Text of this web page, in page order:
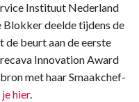
Instituut Nederland
Blokker deelde tijdens de
de beurt aan de eerste
Innovation Award
met haar Smaakchef-
hier.